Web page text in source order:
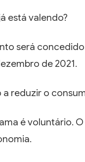
está valendo?
será
de 2021.
reduzir o
é voluntário.